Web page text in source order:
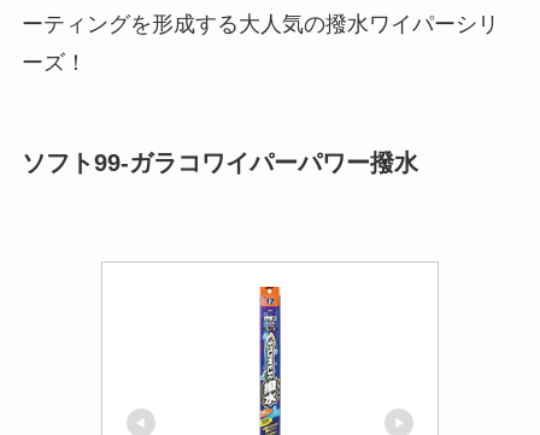
ーティングを形成する大人気の撥水ワイパーシリ
ーズ！
ソフト99-ガラコワイパーパワー撥水